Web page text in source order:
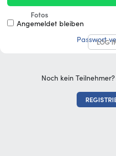
Fotos
LOG
Noch kein
Angemeldet bleiben
Passwort